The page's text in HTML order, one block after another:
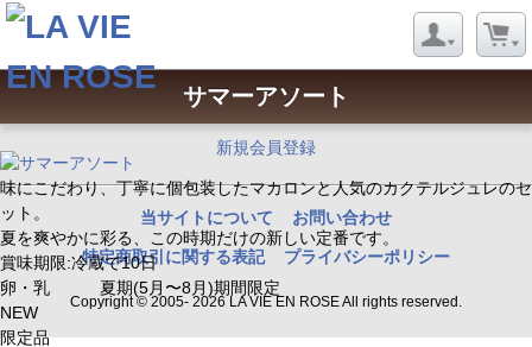
サマーアソート
味にこだわり、丁寧に個包装したマカロンと人気のカクテルジュレのセ
ット。
夏を爽やかに彩る、この時期だけの新しい定番です。
賞味期限:冷蔵で10日
卵・乳 夏期(5月〜8月)期間限定
NEW
限定品
ようこそ ゲストさん
新規会員登録
当サイトについて お問い合わせ
特定商取引に関する表記 プライバシーポリシー
Copyright © 2005- 2026 LA VIE EN ROSE All rights reserved.